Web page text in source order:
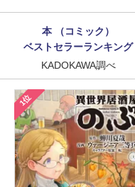
本 （コミック）
ベストセラーランキング
KADOKAWA調べ
1位